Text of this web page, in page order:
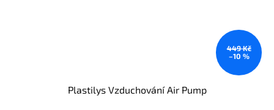
449 Kč
–10 %
Plastilys Vzduchování Air Pump